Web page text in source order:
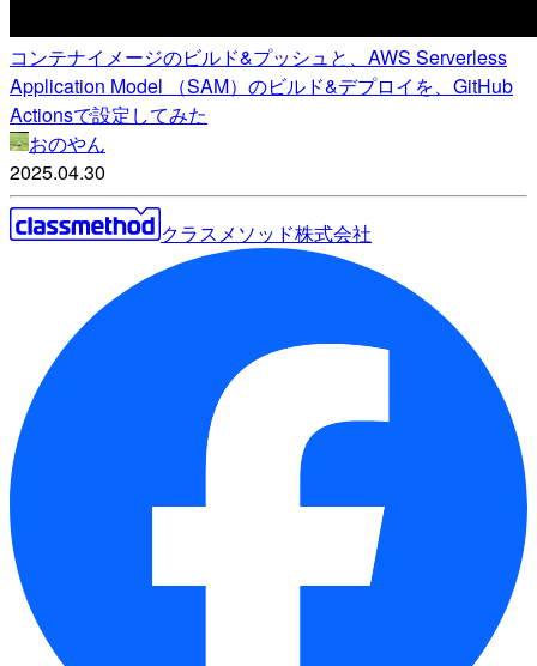
コンテナイメージのビルド&プッシュと、AWS Serverless
Application Model （SAM）のビルド&デプロイを、GitHub
Actionsで設定してみた
おのやん
2025.04.30
クラスメソッド株式会社